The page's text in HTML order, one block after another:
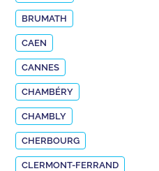
BRUMATH
CAEN
CANNES
CHAMBÉRY
CHAMBLY
CHERBOURG
CLERMONT-FERRAND